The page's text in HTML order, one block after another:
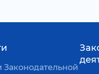
Законодательной